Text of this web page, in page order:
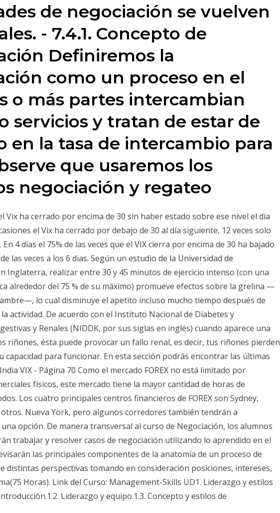
de negociación se vuelven
- 7.4.1. Concepto de
Definiremos la
como un proceso en el
o más partes intercambian
servicios y tratan de estar de
en la tasa de intercambio para
que usaremos los
negociación y regateo
Vix ha cerrado por encima de 30 sin haber estado sobre ese nivel el dia
el Vix ha cerrado por debajo de 30 al día siguiente, 12 veces solo
4 días el 75% de las veces que el VIX cierra por encima de 30 ha bajado
las veces a los 6 dias. Según un estudio de la Universidad de
Inglaterra, realizar entre 30 y 45 minutos de ejercicio intenso (con una
alrededor del 75 % de su máximo) promueve efectos sobre la grelina ⁠—
lo cual disminuye el apetito incluso mucho tiempo después de
actividad. De acuerdo con el Instituto Nacional de Diabetes y
y Renales (NIDDK, por sus siglas en inglés) cuando aparece una
riñones, ésta puede provocar un fallo renal, es decir, tus riñones pierden
capacidad para funcionar. En esta sección podrás encontrar las últimas
VIX - Página 70 Como el mercado FOREX no está limitado por
físicos, este mercado tiene la mayor cantidad de horas de
Los cuatro principales centros financieros de FOREX son Sydney,
Nueva York, pero algunos corredores también tendrán a
opción. De manera transversal al curso de Negociación, los alumnos
trabajar y resolver casos de negociación utilizando lo aprendido en el
las principales componentes de la anatomía de un proceso de
distintas perspectivas tomando en consideración posiciones, intereses,
Horas). Link del Curso: Management-Skills UD1. Liderazgo y estilos
Liderazgo y equipo.1.3. Concepto y estilos de